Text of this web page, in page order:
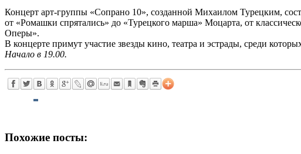
Концерт арт-группы «Сопрано 10», созданной Михаилом Турецким,
от «Ромашки спрятались» до «Турецкого марша» Моцарта, от
Оперы».
В концерте примут участие звезды кино, театра и эстрады, среди
Начало в 19.00.
Похожие посты: